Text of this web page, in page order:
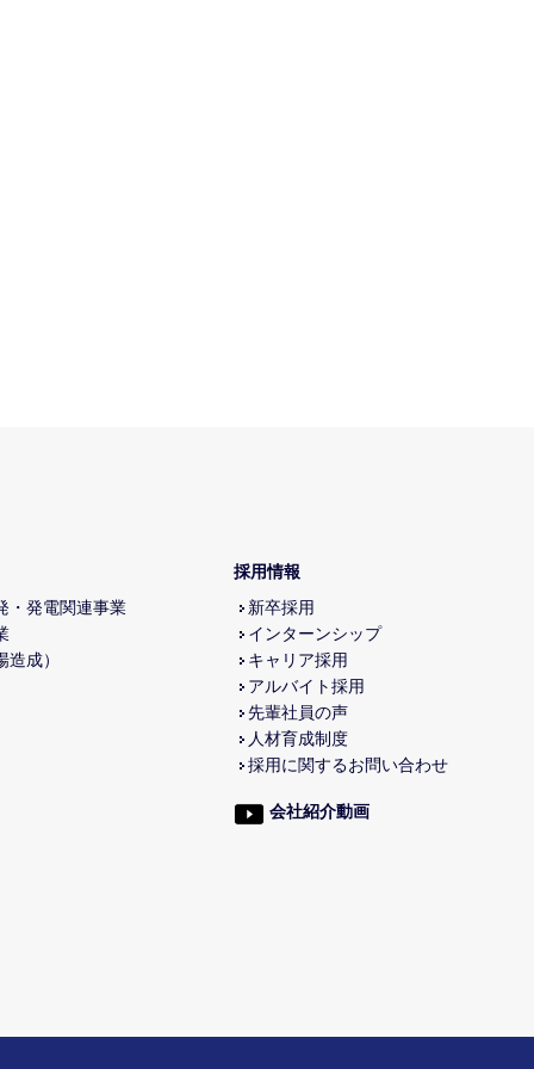
・発電関連事業
成）
採用情報
新卒採用
インターンシップ
キャリア採用
アルバイト採用
先輩社員の声
人材育成制度
採用に関するお問い合わせ
会社紹介動画